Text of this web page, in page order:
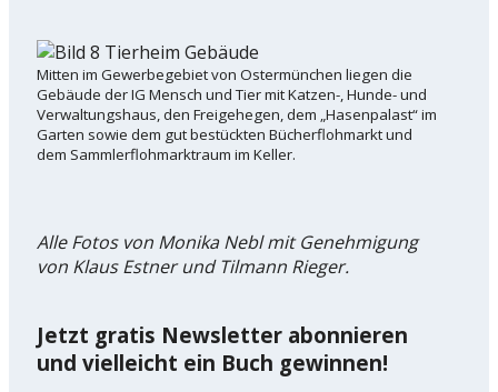
Mitten im Gewerbegebiet von Ostermünchen liegen die
Gebäude der IG Mensch und Tier mit Katzen-, Hunde- und
Verwaltungshaus, den Freigehegen, dem „Hasenpalast“ im
Garten sowie dem gut bestückten Bücherflohmarkt und
dem Sammlerflohmarktraum im Keller.
Alle Fotos von Monika Nebl mit Genehmigung
von Klaus Estner und Tilmann Rieger.
Jetzt gratis Newsletter abonnieren
und vielleicht ein Buch gewinnen!